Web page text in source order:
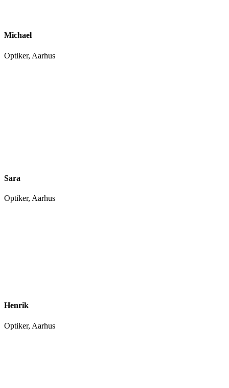
Michael
Optiker, Aarhus
Sara
Optiker, Aarhus
Henrik
Optiker, Aarhus